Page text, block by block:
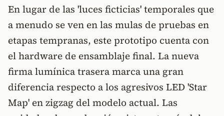
En lugar de las 'luces ficticias' temporales que
a menudo se ven en las mulas de pruebas en
etapas tempranas, este prototipo cuenta con
el hardware de ensamblaje final. La nueva
firma lumínica trasera marca una gran
diferencia respecto a los agresivos LED 'Star
Map' en zigzag del modelo actual. Las